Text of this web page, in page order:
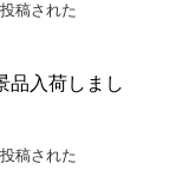
稿された
品入荷しまし
稿された